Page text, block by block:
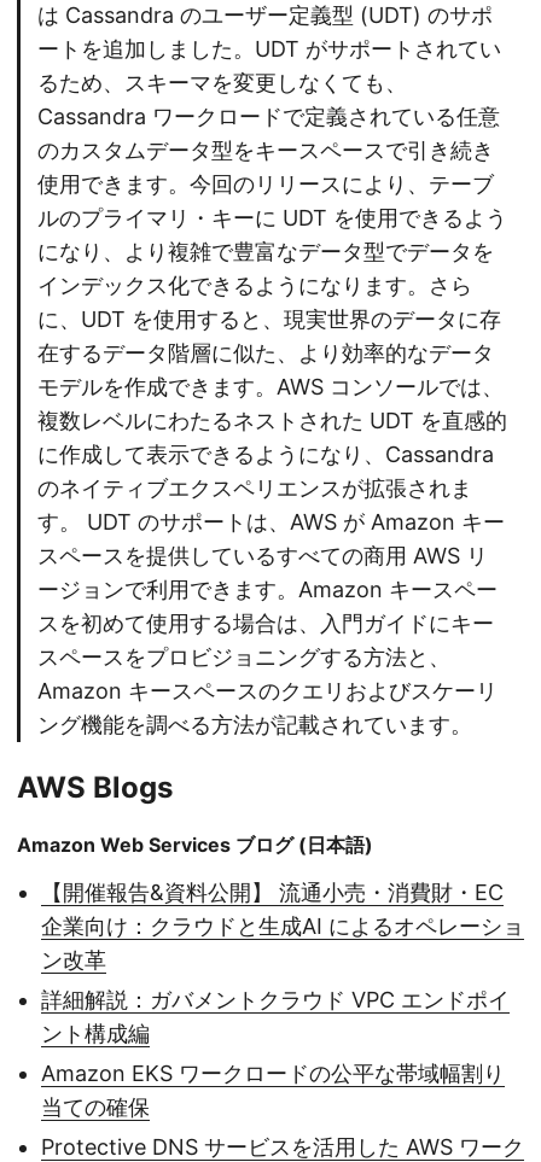
は Cassandra のユーザー定義型 (UDT) のサポ
ートを追加しました。UDT がサポートされてい
るため、スキーマを変更しなくても、
Cassandra ワークロードで定義されている任意
のカスタムデータ型をキースペースで引き続き
使用できます。今回のリリースにより、テーブ
ルのプライマリ・キーに UDT を使用できるよう
になり、より複雑で豊富なデータ型でデータを
インデックス化できるようになります。さら
に、UDT を使用すると、現実世界のデータに存
在するデータ階層に似た、より効率的なデータ
モデルを作成できます。AWS コンソールでは、
複数レベルにわたるネストされた UDT を直感的
に作成して表示できるようになり、Cassandra
のネイティブエクスペリエンスが拡張されま
す。 UDT のサポートは、AWS が Amazon キー
スペースを提供しているすべての商用 AWS リ
ージョンで利用できます。Amazon キースペー
スを初めて使用する場合は、入門ガイドにキー
スペースをプロビジョニングする方法と、
Amazon キースペースのクエリおよびスケーリ
ング機能を調べる方法が記載されています。
AWS Blogs
Amazon Web Services ブログ (日本語)
【開催報告&資料公開】 流通小売・消費財・EC
企業向け：クラウドと生成AI によるオペレーショ
ン改革
詳細解説：ガバメントクラウド VPC エンドポイ
ント構成編
Amazon EKS ワークロードの公平な帯域幅割り
当ての確保
Protective DNS サービスを活用した AWS ワーク